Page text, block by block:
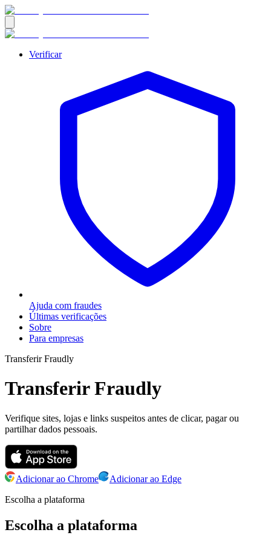
Verificar
Ajuda com fraudes
Últimas verificações
Sobre
Para empresas
Transferir Fraudly
Transferir Fraudly
Verifique sites, lojas e links suspeitos antes de clicar, pagar ou
partilhar dados pessoais.
Adicionar ao Chrome
Adicionar ao Edge
Escolha a plataforma
Escolha a plataforma